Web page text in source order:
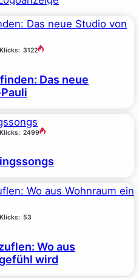
Klicks: 3122
Das neue
Klicks: 2499
Klicks: 53
Wo aus
wird